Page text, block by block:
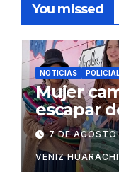
You missed
NOTICIAS POLICIAL
Mujer
escapar
Potosí
7 DE
VENIZ HUARACHI